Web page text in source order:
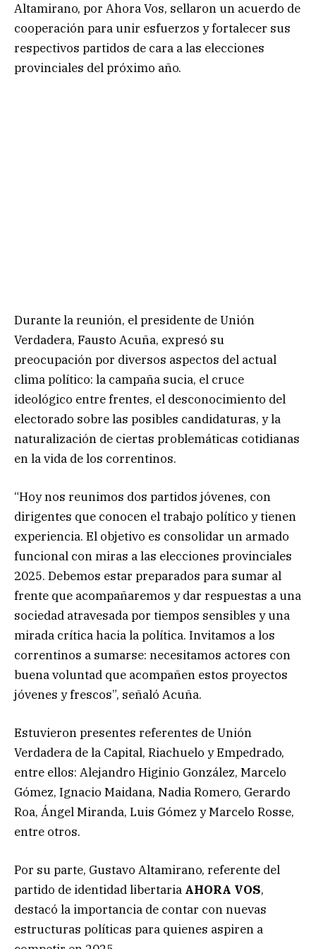
Altamirano, por Ahora Vos, sellaron un acuerdo de
cooperación para unir esfuerzos y fortalecer sus
respectivos partidos de cara a las elecciones
provinciales del próximo año.
Durante la reunión, el presidente de Unión
Verdadera, Fausto Acuña, expresó su
preocupación por diversos aspectos del actual
clima político: la campaña sucia, el cruce
ideológico entre frentes, el desconocimiento del
electorado sobre las posibles candidaturas, y la
naturalización de ciertas problemáticas cotidianas
en la vida de los correntinos.
“Hoy nos reunimos dos partidos jóvenes, con
dirigentes que conocen el trabajo político y tienen
experiencia. El objetivo es consolidar un armado
funcional con miras a las elecciones provinciales
2025. Debemos estar preparados para sumar al
frente que acompañaremos y dar respuestas a una
sociedad atravesada por tiempos sensibles y una
mirada crítica hacia la política. Invitamos a los
correntinos a sumarse: necesitamos actores con
buena voluntad que acompañen estos proyectos
jóvenes y frescos”, señaló Acuña.
Estuvieron presentes referentes de Unión
Verdadera de la Capital, Riachuelo y Empedrado,
entre ellos: Alejandro Higinio González, Marcelo
Gómez, Ignacio Maidana, Nadia Romero, Gerardo
Roa, Ángel Miranda, Luis Gómez y Marcelo Rosse,
entre otros.
Por su parte, Gustavo Altamirano, referente del
partido de identidad libertaria AHORA VOS,
destacó la importancia de contar con nuevas
estructuras políticas para quienes aspiren a